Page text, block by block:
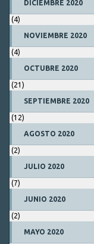
DICIEMBRE 2020
(4)
NOVIEMBRE 2020
(4)
OCTUBRE 2020
(21)
SEPTIEMBRE 2020
(12)
AGOSTO 2020
(2)
JULIO 2020
(7)
JUNIO 2020
(2)
MAYO 2020